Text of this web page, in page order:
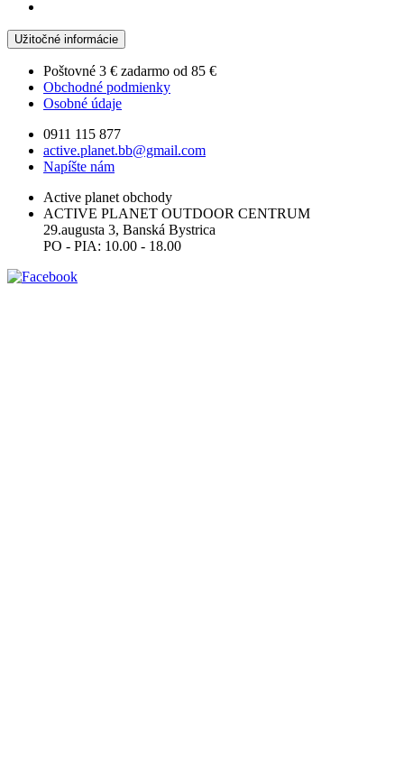
Užitočné informácie
Poštovné 3 € zadarmo od 85 €
Obchodné podmienky
Osobné údaje
0911 115 877
active.planet.bb@gmail.com
Napíšte nám
Active planet obchody
ACTIVE PLANET OUTDOOR CENTRUM
29.augusta 3, Banská Bystrica
PO - PIA: 10.00 - 18.00